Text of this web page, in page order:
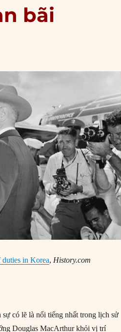
bãi
in Korea, History.com
có lẽ là nổi tiếng nhất trong lịch sử
Douglas MacArthur khỏi vị trí